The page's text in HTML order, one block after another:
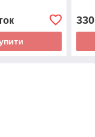
330